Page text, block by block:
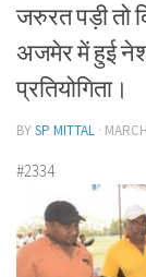
जरुरत पड़ी तो
अजमेर में हुई
प्रतियोगिता।
BYSP MITTAL ·
#2334